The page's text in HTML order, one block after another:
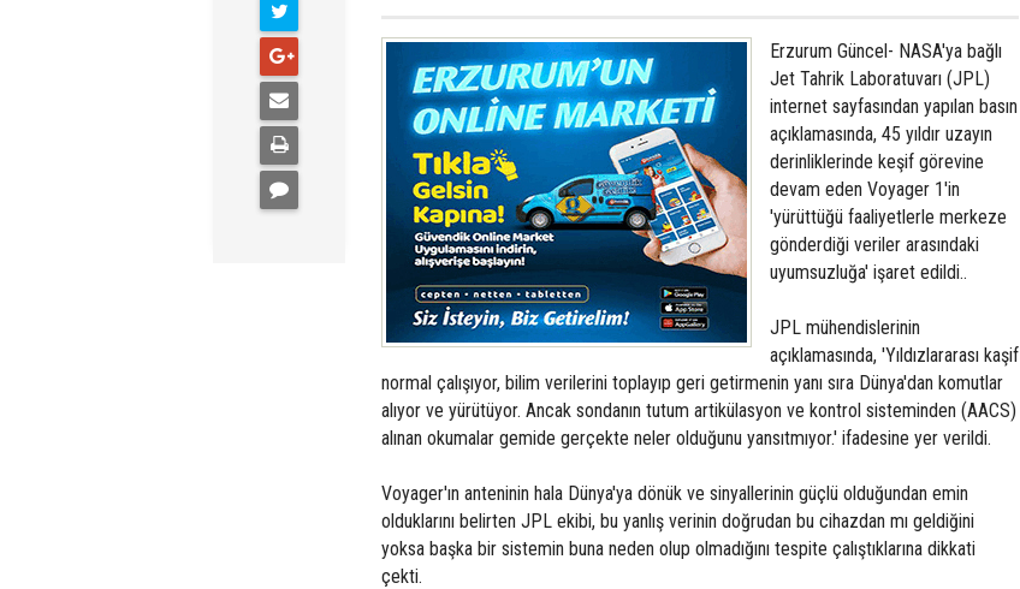
Erzurum Güncel- NASA'ya bağlı
Jet Tahrik Laboratuvarı (JPL)
internet sayfasından yapılan basın
açıklamasında, 45 yıldır uzayın
derinliklerinde keşif görevine
devam eden Voyager 1'in
'yürüttüğü faaliyetlerle merkeze
gönderdiği veriler arasındaki
uyumsuzluğa' işaret edildi..
JPL mühendislerinin
açıklamasında, 'Yıldızlararası kaşif
normal çalışıyor, bilim verilerini toplayıp geri getirmenin yanı sıra Dünya'dan komutlar
alıyor ve yürütüyor. Ancak sondanın tutum artikülasyon ve kontrol sisteminden (AACS)
alınan okumalar gemide gerçekte neler olduğunu yansıtmıyor.' ifadesine yer verildi.
Voyager'ın anteninin hala Dünya'ya dönük ve sinyallerinin güçlü olduğundan emin
olduklarını belirten JPL ekibi, bu yanlış verinin doğrudan bu cihazdan mı geldiğini
yoksa başka bir sistemin buna neden olup olmadığını tespite çalıştıklarına dikkati
çekti.